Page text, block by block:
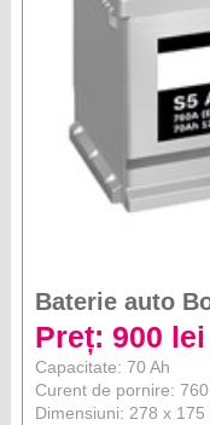
Baterie auto
Preț: 900 lei
Capacitate: 70 Ah
Curent de pornire: 760
Dimensiuni: 278 x 175